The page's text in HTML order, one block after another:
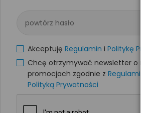
powtórz hasło
Akceptuję Regulamin i Politykę
Chcę otrzymywać newsletter o
promocjach zgodnie z
Polityką Prywatności